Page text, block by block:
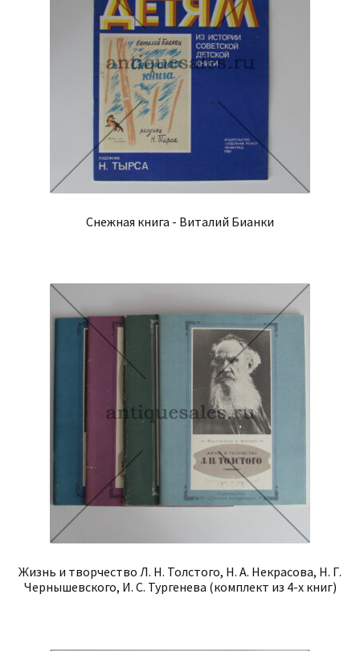
Снежная книга - Виталий Бианки
Жизнь и творчество Л. Н. Толстого, Н. А. Некрасова, Н. Г.
Чернышевского, И. С. Тургенева (комплект из 4-х книг)